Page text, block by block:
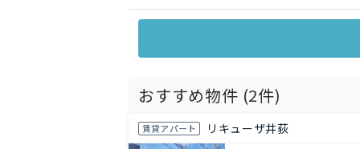
おすすめ物件 (2件)
賃貸アパート リキューザ井荻